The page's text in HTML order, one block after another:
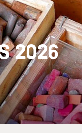
2026